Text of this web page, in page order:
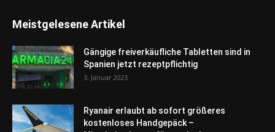
Meistgelesene Artikel
Gängige freiverkäufliche Tabletten sind in
Spanien jetzt rezeptpflichtig
3. Januar 2023
Ryanair erlaubt ab sofort größeres
kostenloses Handgepäck –